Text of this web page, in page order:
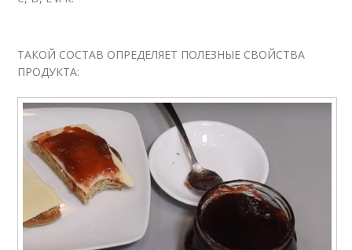
ТАКОЙ СОСТАВ ОПРЕДЕЛЯЕТ ПОЛЕЗНЫЕ СВОЙСТВА
ПРОДУКТА: